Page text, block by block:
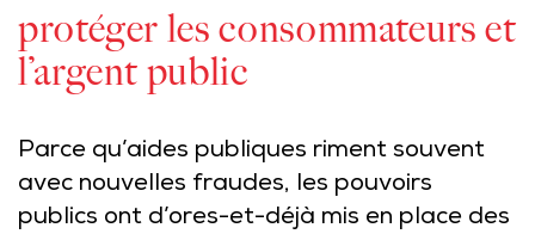
protéger les consommateurs et
l’argent public
Parce qu’aides publiques riment souvent
avec nouvelles fraudes, les pouvoirs
publics ont d’ores-et-déjà mis en place des